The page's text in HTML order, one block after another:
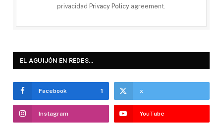
privacidad Privacy Policy agreement.
EL AGUIJÓN EN REDES…
Facebook 1 x
Instagram YouTube